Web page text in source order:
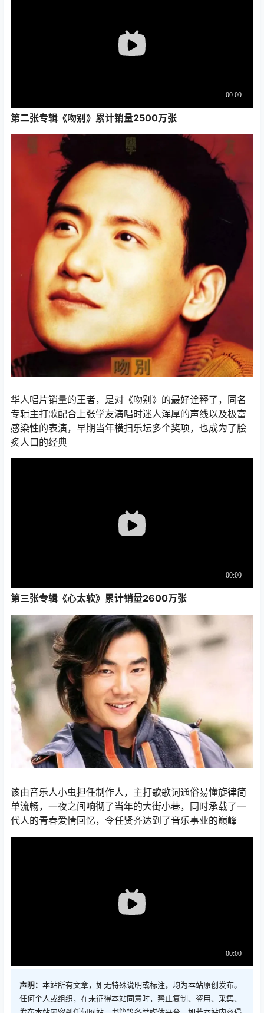
第二张专辑《吻别》累计销量2500万张
华人唱片销量的王者，是对《吻别》的最好诠释了，同名
专辑主打歌配合上张学友演唱时迷人浑厚的声线以及极富
感染性的表演，早期当年横扫乐坛多个奖项，也成为了脍
炙人口的经典
第三张专辑《心太软》累计销量2600万张
该由音乐人小虫担任制作人，主打歌歌词通俗易懂旋律简
单流畅，一夜之间响彻了当年的大街小巷，同时承载了一
代人的青春爱情回忆，令任贤齐达到了音乐事业的巅峰
声明： 本站所有文章，如无特殊说明或标注，均为本站原创发布。
任何个人或组织，在未征得本站同意时，禁止复制、盗用、采集、